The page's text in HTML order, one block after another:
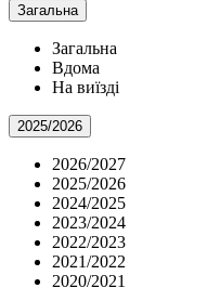
Загальна
Загальна
Вдома
На виїзді
2025/2026
2026/2027
2025/2026
2024/2025
2023/2024
2022/2023
2021/2022
2020/2021